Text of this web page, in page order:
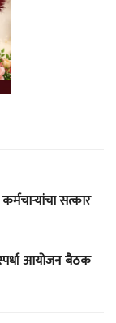
सत्कार
आयोजन बैठक